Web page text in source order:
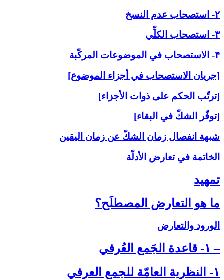
۲- استصحاب عدم النسخ
۳- استصحاب الكلِّي
۴- الاستصحاب في الموضوعات المركّبة
[جريان الاستصحاب في أجزاء الموضوع]
[ترتّب الحكم على ذوات الأجزاء]
[توفّر الشكّ في البقاء]
شبهة انفصال زمان الشكّ عن زمان اليقين
الخاتمة في تعارض الأدلّة
تمهيد
ما هو التعارض المصطلَح؟
الورود والتعارض
– ۱- قاعدة الجَمع العُرفي‏
۱- النظرية العامّة للجمع العرفي‏